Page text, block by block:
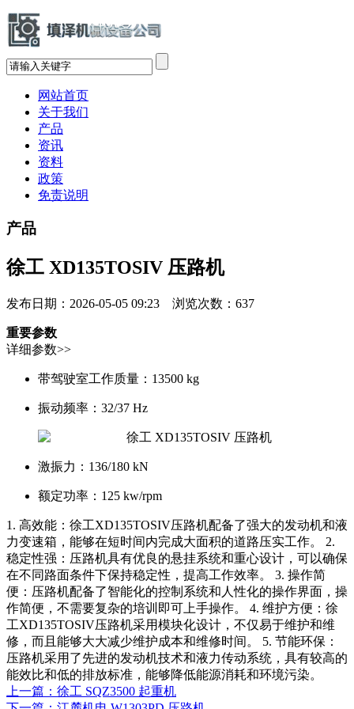
网站首页
关于我们
产品
资讯
资料
政策
免责说明
产品
徐工 XD135TOSIV 压路机
发布日期：2026-05-05 09:23 浏览次数： 637
重要参数
详细参数>>
带驾驶室工作质量： 13500 kg
振动频率： 32/37 Hz
激振力： 136/180 kN
额定功率： 125 kw/rpm
1. 高效能：徐工XD135TOSIV压路机配备了强大的发动机和液
力变速箱，能够在短时间内完成大面积的道路压实工作。 2.
稳定性强：压路机具有优良的悬挂系统和重心设计，可以确保
在不同路面条件下保持稳定性，提高工作效率。 3. 操作简
便：压路机配备了智能化的控制系统和人性化的操作界面，操
作简便，不需要复杂的培训即可上手操作。 4. 维护方便：徐
工XD135TOSIV压路机采用模块化设计，不仅易于维护和维
修，而且能够大大减少维护成本和维修时间。 5. 节能环保：
压路机采用了先进的发动机技术和液力传动系统，具有较高的
能效比和低的排放标准，能够降低能源消耗和环境污染。
上一篇：徐工 SQZ3500 起重机